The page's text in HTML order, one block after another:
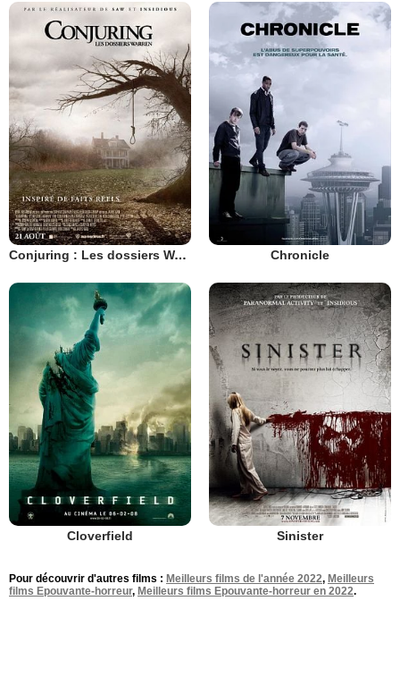
Conjuring : Les dossiers Warren Chronicle
Cloverfield Sinister
Pour découvrir d'autres films : Meilleurs films de l'année 2022, Meilleurs
films Epouvante-horreur, Meilleurs films Epouvante-horreur en 2022.